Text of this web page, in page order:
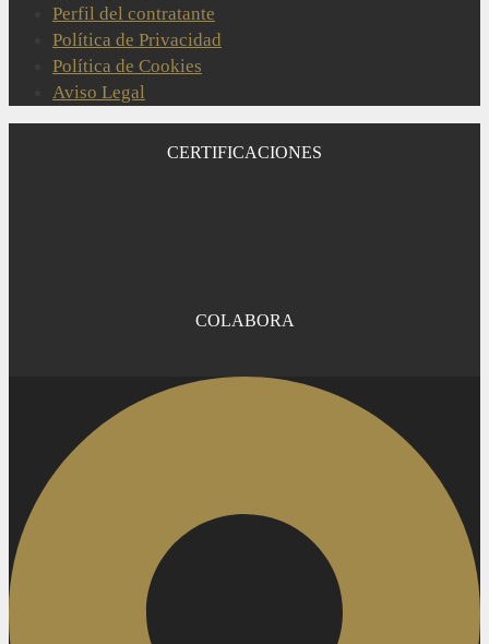
Perfil del contratante
Política de Privacidad
Política de Cookies
Aviso Legal
CERTIFICACIONES
COLABORA